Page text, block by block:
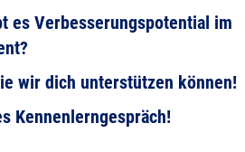
es Verbesserungspotential im
wir dich unterstützen können!
Kennenlerngespräch!